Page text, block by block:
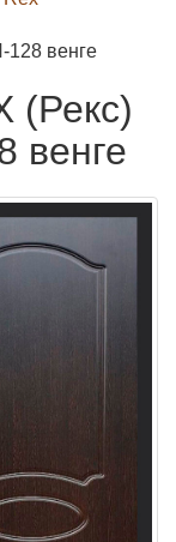
венге
(Рекс)
венге